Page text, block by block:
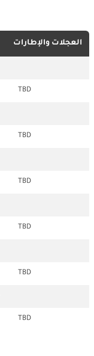
العجلات والإطارات
TBD
TBD
TBD
TBD
TBD
TBD